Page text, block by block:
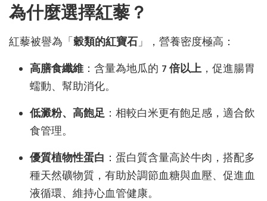
為什麼選擇紅藜？
紅藜被譽為「 穀類的紅寶石 」，營養密度極高：
高膳食纖維 ：含量為地瓜的 7 倍以上 ，促進腸胃
蠕動、幫助消化。
低澱粉、高飽足 ：相較白米更有飽足感，適合飲
食管理。
優質植物性蛋白 ：蛋白質含量高於牛肉，搭配多
種天然礦物質，有助於調節血糖與血壓、促進血
液循環、維持心血管健康。